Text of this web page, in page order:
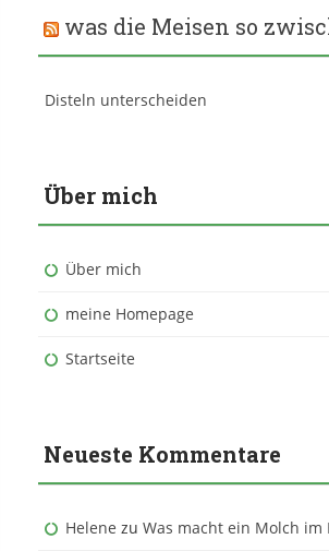
was die Meisen so
Disteln unterscheiden
Über mich
Über mich
meine Homepage
Startseite
Neueste Kommentare
Helene zu Was macht ein Molch im